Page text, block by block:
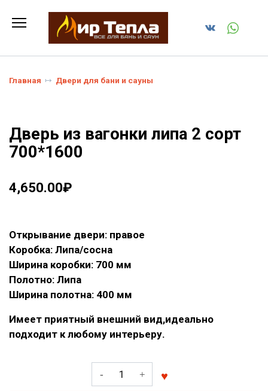
содержанию
Главная Двери для бани и сауны
Дверь из вагонки липа 2 сорт
700*1600
4,650.00₽
Открывание двери: правое
Коробка: Липа/сосна
Ширина коробки: 700 мм
Полотно: Липа
Ширина полотна: 400 мм
Имеет приятный внешний вид,идеально
подходит к любому интерьеру.
Количество
товара